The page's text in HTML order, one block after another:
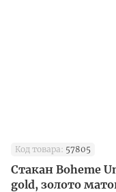
Код товара: 57805
Стакан Boheme
gold, золото